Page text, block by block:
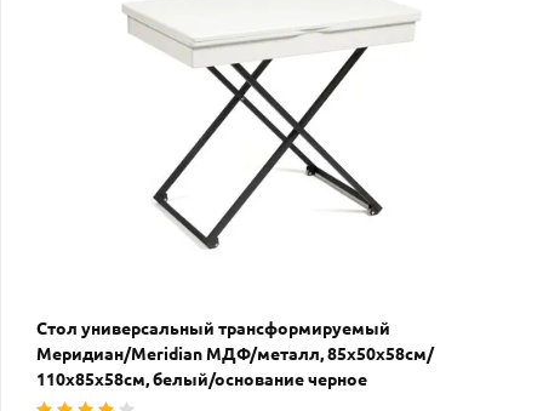
Стол универсальный трансформируемый
Меридиан/Meridian МДФ/металл, 85х50х58см/
110х85х58см, белый/основание черное